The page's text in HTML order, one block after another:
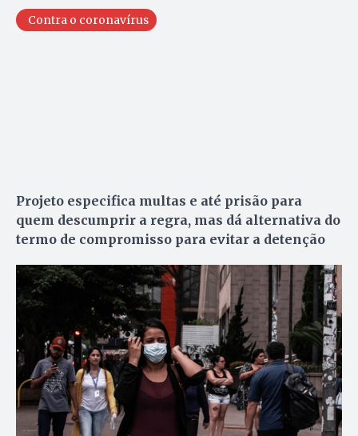
Contra o coronavírus
Projeto especifica multas e até prisão para
quem descumprir a regra, mas dá alternativa do
termo de compromisso para evitar a detenção